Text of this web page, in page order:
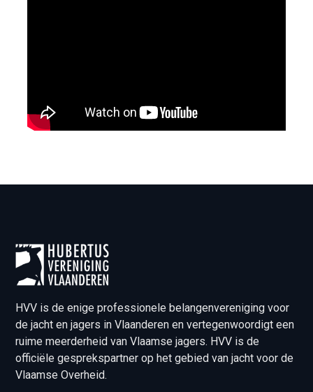
HVV is de enige professionele belangenvereniging voor
de jacht en jagers in Vlaanderen en vertegenwoordigt een
ruime meerderheid van Vlaamse jagers. HVV is de
officiële gesprekspartner op het gebied van jacht voor de
Vlaamse Overheid.